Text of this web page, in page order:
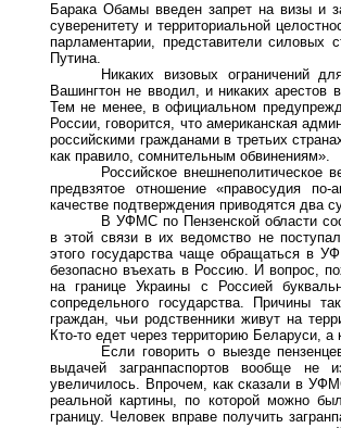
Барака Обамы введен запрет на визы и
суверенитету и территориальной
парламентарии, представители силовых
Путина.
Никаких визовых ограничений
Вашингтон не вводил, и никаких
Тем не менее, в официальном
России, говорится, что американская
российскими гражданами в третьих
как правило, сомнительным обвинениям».
Российское внешнеполитическое
предвзятое отношение «правосудия
качестве подтверждения приводятся два
В УФМС по Пензенской области
в этой связи в их ведомство не
этого государства чаще обращаться в
безопасно въехать в Россию. И вопрос,
на границе Украины с Россией
сопредельного государства. Причины
граждан, чьи родственники живут на
Кто-то едет через территорию Беларуси, а
Если говорить о выезде
выдачей загранпаспортов вообще не
увеличилось. Впрочем, как сказали в
реальной картины, по которой можно
границу. Человек вправе получить